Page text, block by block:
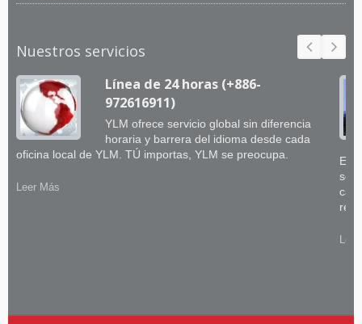
Nuestros servicios
Línea de 24 horas (+886-
972616911)
YLM ofrece servicio global sin diferencia
horaria y barrera del idioma desde cada
oficina local de YLM. TÚ importas, YLM se preocupa.
Leer Más
El